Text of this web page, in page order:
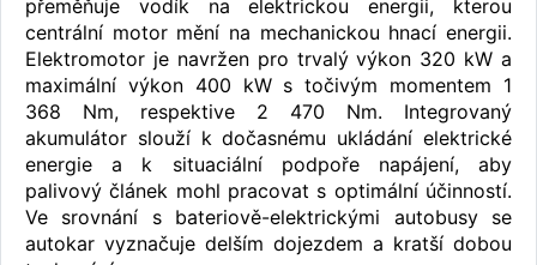
přeměňuje vodík na elektrickou energii, kterou
centrální motor mění na mechanickou hnací energii.
Elektromotor je navržen pro trvalý výkon 320 kW a
maximální výkon 400 kW s točivým momentem 1
368 Nm, respektive 2 470 Nm. Integrovaný
akumulátor slouží k dočasnému ukládání elektrické
energie a k situaciální podpoře napájení, aby
palivový článek mohl pracovat s optimální účinností.
Ve srovnání s bateriově-elektrickými autobusy se
autokar vyznačuje delším dojezdem a kratší dobou